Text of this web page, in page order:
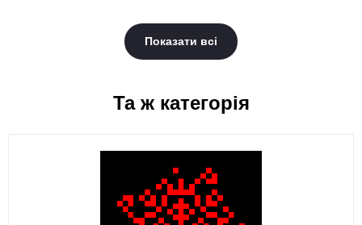
Показати всі
Та ж категорія